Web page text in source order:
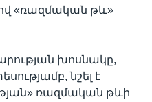
«ռազմական թև»
խոսնակը,
նշել է
ռազմական թևի